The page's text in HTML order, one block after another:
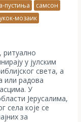
пустиња
самсон
мозаик
ритуално
у јулским
света, а
или радова
У
Јерусалима,
села које се
за